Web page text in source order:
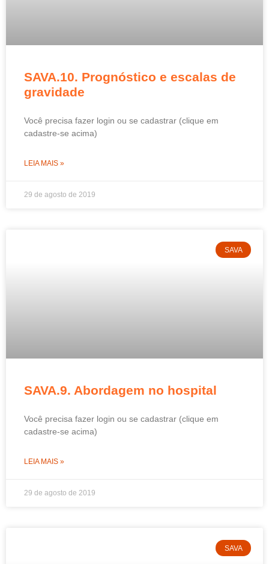
SAVA.10. Prognóstico e escalas de
gravidade
Você precisa fazer login ou se cadastrar (clique em
cadastre-se acima)
LEIA MAIS »
29 de agosto de 2019
SAVA
SAVA.9. Abordagem no hospital
Você precisa fazer login ou se cadastrar (clique em
cadastre-se acima)
LEIA MAIS »
29 de agosto de 2019
SAVA